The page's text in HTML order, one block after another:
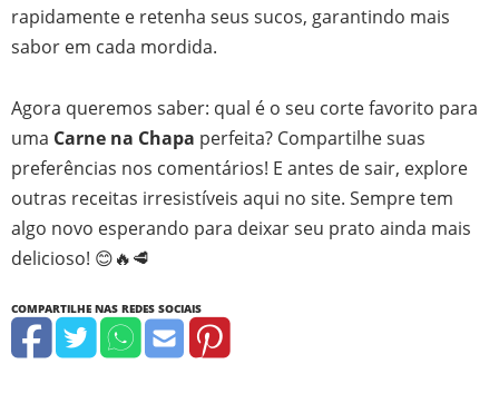
rapidamente e retenha seus sucos, garantindo mais
sabor em cada mordida.
Agora queremos saber: qual é o seu corte favorito para
uma Carne na Chapa perfeita? Compartilhe suas
preferências nos comentários! E antes de sair, explore
outras receitas irresistíveis aqui no site. Sempre tem
algo novo esperando para deixar seu prato ainda mais
delicioso! 😊🔥🥩